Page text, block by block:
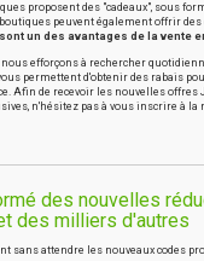
proposent des "cadeaux", sous
peuvent également offrir
un des avantages de la vente
nous efforçons à rechercher
permettent d'obtenir des rabais
Afin de recevoir les nouvelles
n'hésitez pas à vous inscrire à la
des nouvelles
des milliers d'autres
sans attendre les nouveaux codes